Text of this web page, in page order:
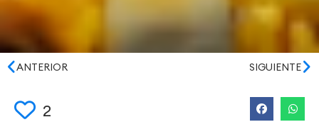
ANTERIOR SIGUIENTE
2